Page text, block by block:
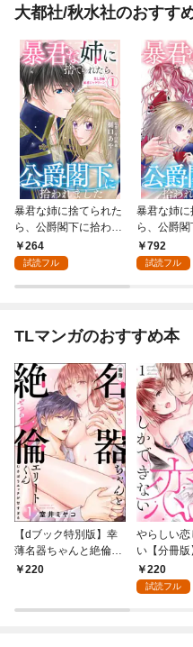
大都社/秋水社のおすす
暴君な姉に捨てられた
ら、公爵閣下に拾われ
ました 1 美しき姉暴君
ジャクリーン【電子限
264
試読フル
暴君な姉に
ら、公爵
ました【合
792
試読フル
TLマンガのおすすめ本
【dブック特別版】幸
薄名器ちゃんと絶倫エ
リートくん むさぼりエ
220
やらしい恋
い【分冊版
220
試読フル